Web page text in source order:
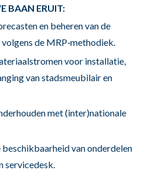
BAAN ERUIT:
en beheren van de
de MRP‑methodiek.
voor installatie,
van stadsmeubilair en
met (inter)nationale
van onderdelen
servicedesk.